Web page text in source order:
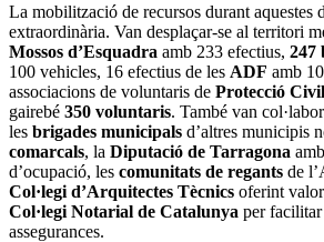
La mobilització de recursos durant aquestes
extraordinària. Van desplaçar-se al territori
Mossos d’Esquadra amb 233 efectius, 247
100 vehicles, 16 efectius de les ADF amb
associacions de voluntaris de Protecció Civil
gairebé 350 voluntaris. També van
les brigades municipals d’altres municipis
comarcals, la Diputació de Tarragona
d’ocupació, les comunitats de regants de
Col·legi d’Arquitectes Tècnics oferint
Col·legi Notarial de Catalunya per facilitar
assegurances.